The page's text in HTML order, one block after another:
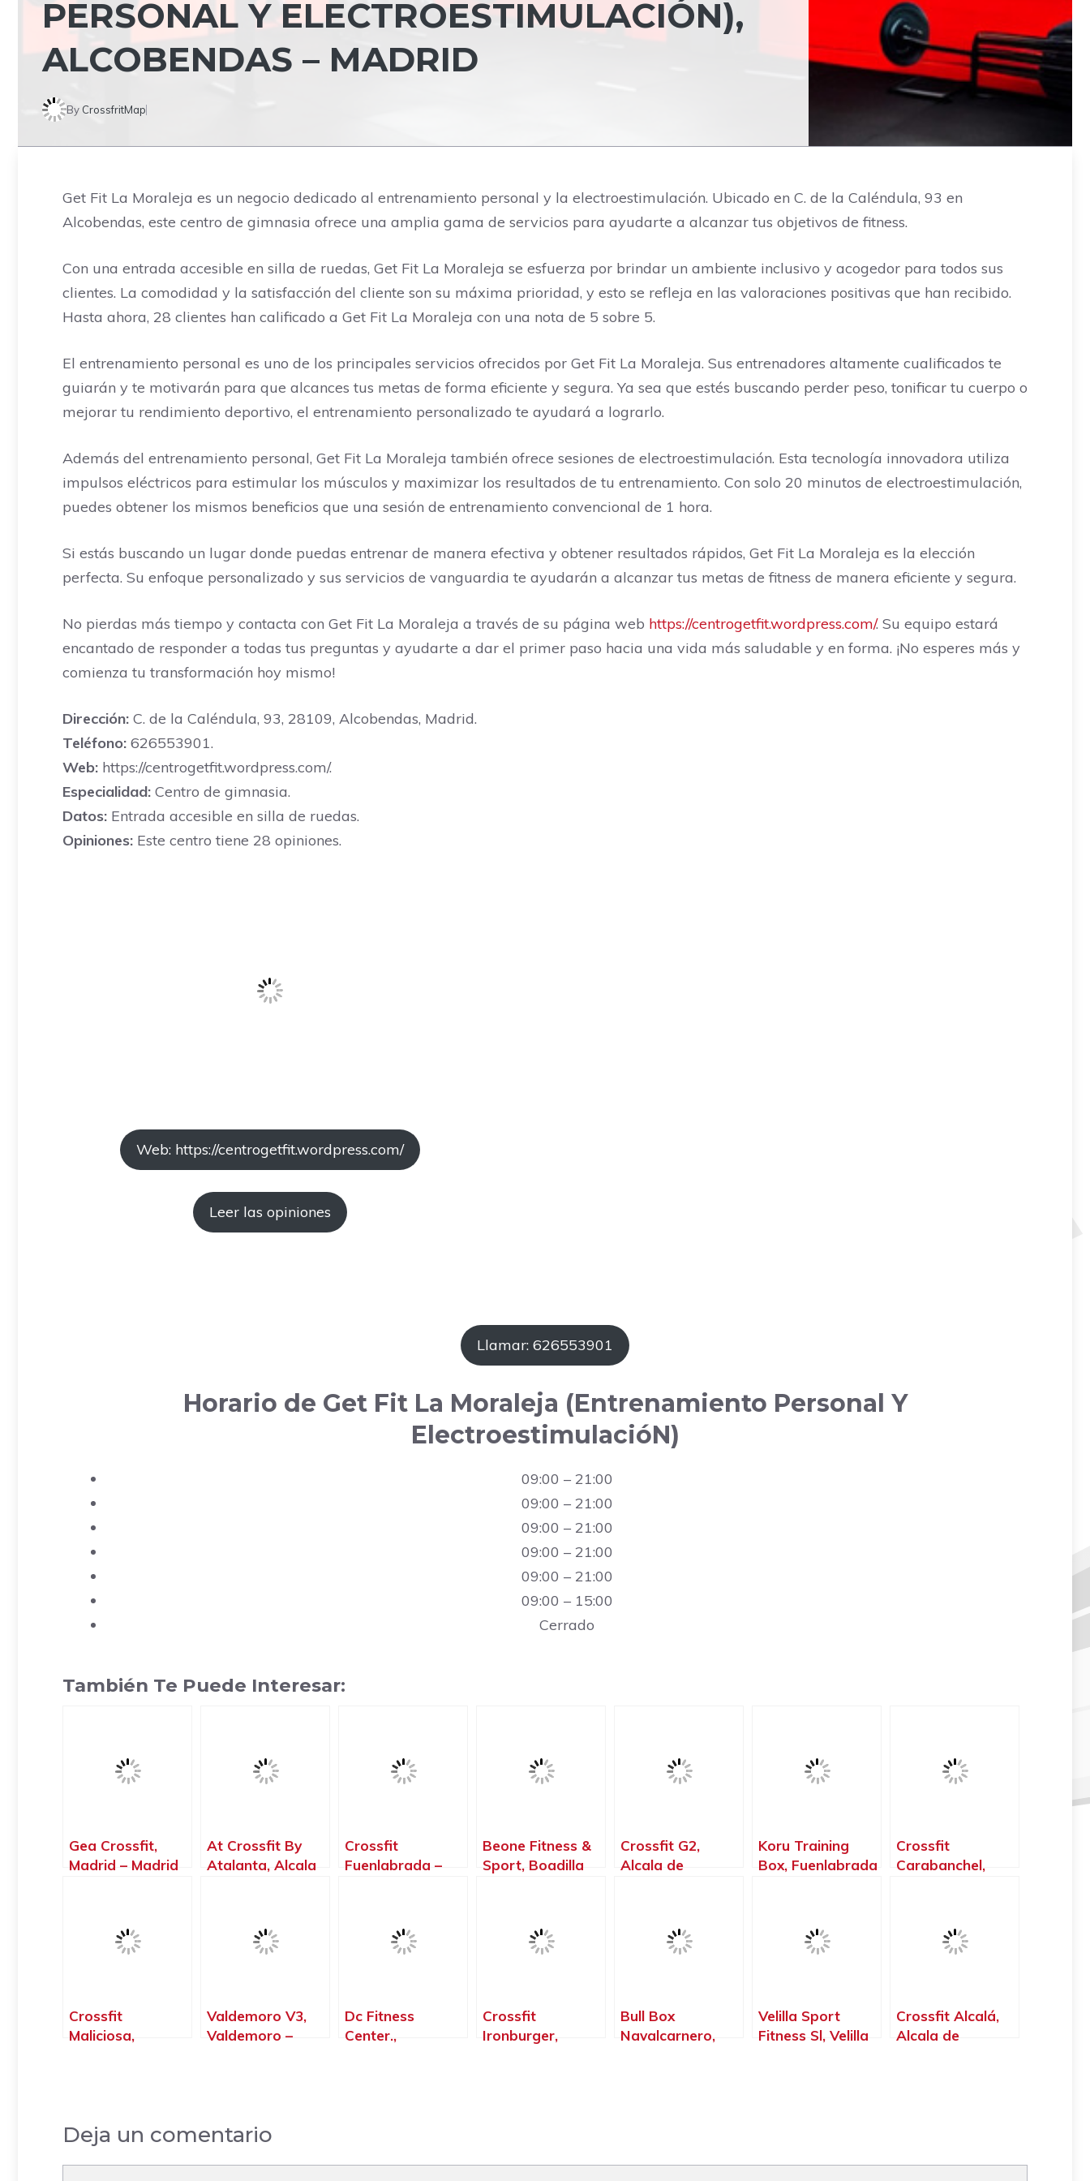
PERSONAL Y ELECTROESTIMULACIÓN),
ALCOBENDAS – MADRID
By CrossfritMap
Get Fit La Moraleja es un negocio dedicado al entrenamiento personal y la electroestimulación. Ubicado en C. de la Caléndula, 93 en
Alcobendas, este centro de gimnasia ofrece una amplia gama de servicios para ayudarte a alcanzar tus objetivos de fitness.
Con una entrada accesible en silla de ruedas, Get Fit La Moraleja se esfuerza por brindar un ambiente inclusivo y acogedor para todos sus
clientes. La comodidad y la satisfacción del cliente son su máxima prioridad, y esto se refleja en las valoraciones positivas que han recibido.
Hasta ahora, 28 clientes han calificado a Get Fit La Moraleja con una nota de 5 sobre 5.
El entrenamiento personal es uno de los principales servicios ofrecidos por Get Fit La Moraleja. Sus entrenadores altamente cualificados te
guiarán y te motivarán para que alcances tus metas de forma eficiente y segura. Ya sea que estés buscando perder peso, tonificar tu cuerpo o
mejorar tu rendimiento deportivo, el entrenamiento personalizado te ayudará a lograrlo.
Además del entrenamiento personal, Get Fit La Moraleja también ofrece sesiones de electroestimulación. Esta tecnología innovadora utiliza
impulsos eléctricos para estimular los músculos y maximizar los resultados de tu entrenamiento. Con solo 20 minutos de electroestimulación,
puedes obtener los mismos beneficios que una sesión de entrenamiento convencional de 1 hora.
Si estás buscando un lugar donde puedas entrenar de manera efectiva y obtener resultados rápidos, Get Fit La Moraleja es la elección
perfecta. Su enfoque personalizado y sus servicios de vanguardia te ayudarán a alcanzar tus metas de fitness de manera eficiente y segura.
No pierdas más tiempo y contacta con Get Fit La Moraleja a través de su página web https://centrogetfit.wordpress.com/. Su equipo estará
encantado de responder a todas tus preguntas y ayudarte a dar el primer paso hacia una vida más saludable y en forma. ¡No esperes más y
comienza tu transformación hoy mismo!
Dirección: C. de la Caléndula, 93, 28109, Alcobendas, Madrid.
Teléfono: 626553901.
Web: https://centrogetfit.wordpress.com/.
Especialidad: Centro de gimnasia.
Datos: Entrada accesible en silla de ruedas.
Opiniones: Este centro tiene 28 opiniones.
Web: https://centrogetfit.wordpress.com/
Leer las opiniones
Llamar: 626553901
Horario de Get Fit La Moraleja (Entrenamiento Personal Y
ElectroestimulacióN)
09:00 – 21:00
09:00 – 21:00
09:00 – 21:00
09:00 – 21:00
09:00 – 21:00
09:00 – 15:00
Cerrado
También Te Puede Interesar:
Gea Crossfit,
Madrid – Madrid
At Crossfit By
Atalanta, Alcala
Crossfit
Fuenlabrada –
Fuenlabrada –
Beone Fitness &
Sport, Boadilla
Crossfit G2,
Alcala de
Koru Training
Box, Fuenlabrada
Crossfit
Carabanchel,
Crossfit
Maliciosa,
Valdemoro V3,
Valdemoro –
Dc Fitness
Center.,
Crossfit
Ironburger,
Bull Box
Navalcarnero,
Velilla Sport
Fitness Sl, Velilla
Crossfit Alcalá,
Alcala de
Deja un comentario